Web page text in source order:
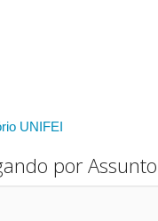
UNIFEI
por Assunto